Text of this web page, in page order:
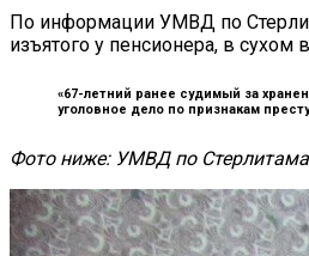
По информации УМВД по
изъятого у пенсионера, в
«67-летний ранее судимый за
уголовное дело по признакам
Фото ниже: УМВД по